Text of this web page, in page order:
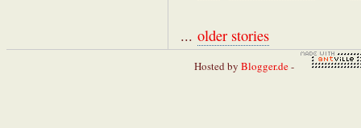
... older stories
Hosted by Blogger.de-